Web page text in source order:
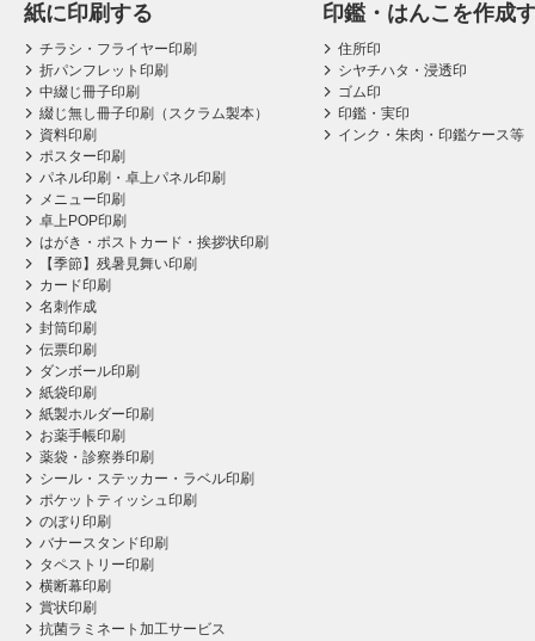
紙に印刷する
チラシ・フライヤー印刷
折パンフレット印刷
中綴じ冊子印刷
綴じ無し冊子印刷（スクラム製本）
資料印刷
ポスター印刷
パネル印刷・卓上パネル印刷
メニュー印刷
卓上POP印刷
はがき・ポストカード・挨拶状印刷
【季節】残暑見舞い印刷
カード印刷
名刺作成
封筒印刷
伝票印刷
ダンボール印刷
紙袋印刷
紙製ホルダー印刷
お薬手帳印刷
薬袋・診察券印刷
シール・ステッカー・ラベル印刷
ポケットティッシュ印刷
のぼり印刷
バナースタンド印刷
タペストリー印刷
横断幕印刷
賞状印刷
抗菌ラミネート加工サービス
印鑑・はんこを作成
住所印
シヤチハタ・浸透印
ゴム印
印鑑・実印
インク・朱肉・印鑑ケース等